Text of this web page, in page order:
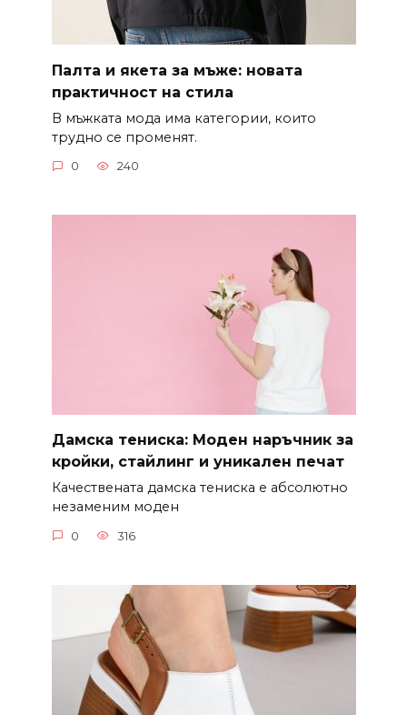
Палта и якета за мъже: новата
практичност на стила
В мъжката мода има категории, които
трудно се променят.
0 240
Дамска тениска: Моден наръчник за
кройки, стайлинг и уникален печат
Качествената дамска тениска е абсолютно
незаменим моден
0 316